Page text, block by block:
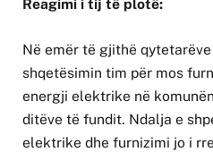
Reagimi i tij të plotë:
Në emër të gjithë
shqetësimin tim për mos
energji elektrike në
ditëve të fundit. Ndalja e
elektrike dhe furnizimi jo i